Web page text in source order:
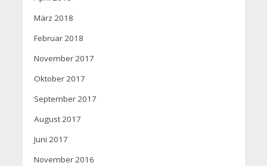
März 2018
Februar 2018
November 2017
Oktober 2017
September 2017
August 2017
Juni 2017
November 2016